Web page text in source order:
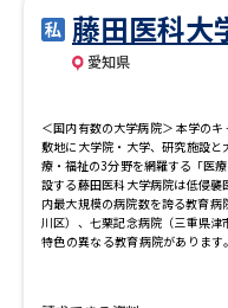
藤田医科大
愛知県
＜国内有数の大学病院＞ 本学の
敷地に大学院・大学、研究施設
療・福祉の3分野を網羅する「医
設する藤田医科大学病院は低侵
内最大規模の病院数を誇る教育
川区）、七栗記念病院（三重県
特色の異なる教育病院があります
「HANEDA INNOVATION CITY